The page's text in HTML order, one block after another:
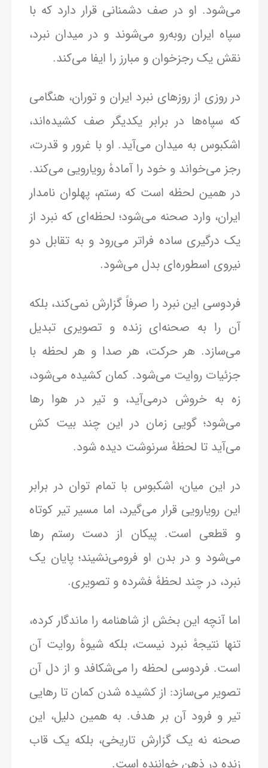
می‌شود. او در صف دشمنانی قرار دارد که با
سپاه ایران روبه‌رو می‌شوند و در میدان نبرد،
نقش یک رجزخوان و مبارز را ایفا می‌کند.
در روزی از روزهای نبرد ایران و توران، هنگامی
که سپاه‌ها در برابر یکدیگر صف کشیده‌اند،
اشکبوس به میدان می‌آید. او با غرور و قدرت،
رجز می‌خواند و خود را آمادهٔ رویارویی می‌کند.
در همین لحظه است که رستم، پهلوان نامدار
ایران، وارد صحنه می‌شود؛ لحظه‌ای که نبرد از
یک درگیری ساده فراتر می‌رود و به تقابل دو
نیروی اسطوره‌ای بدل می‌شود.
فردوسی این نبرد را صرفاً گزارش نمی‌کند، بلکه
آن را به صحنه‌ای زنده و تصویری تبدیل
می‌سازد. هر حرکت، هر صدا و هر لحظه با
جزئیات روایت می‌شود. کمان کشیده می‌شود،
زه به خروش درمی‌آید، و تیر در هوا رها
می‌شود؛ گویی زمان در این چند بیت کش
می‌آید تا لحظهٔ سرنوشت دیده شود.
در این میان، اشکبوس با تمام توان در برابر
این رویارویی قرار می‌گیرد، اما مسیر تیر کوتاه
و قطعی است. پیکان از دست رستم رها
می‌شود و در بدن او فرومی‌نشیند؛ پایان یک
نبرد، در چند لحظهٔ فشرده و تصویری.
اما آنچه این بخش از شاهنامه را ماندگار کرده،
تنها نتیجهٔ نبرد نیست، بلکه شیوهٔ روایت آن
است. فردوسی لحظه را می‌شکافد و از دل آن
تصویر می‌سازد: از کشیده شدن کمان تا رهایی
تیر و فرود آن بر هدف. به همین دلیل، این
صحنه نه یک گزارش تاریخی، بلکه یک قاب